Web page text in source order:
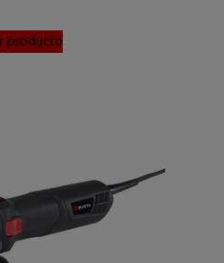
producto